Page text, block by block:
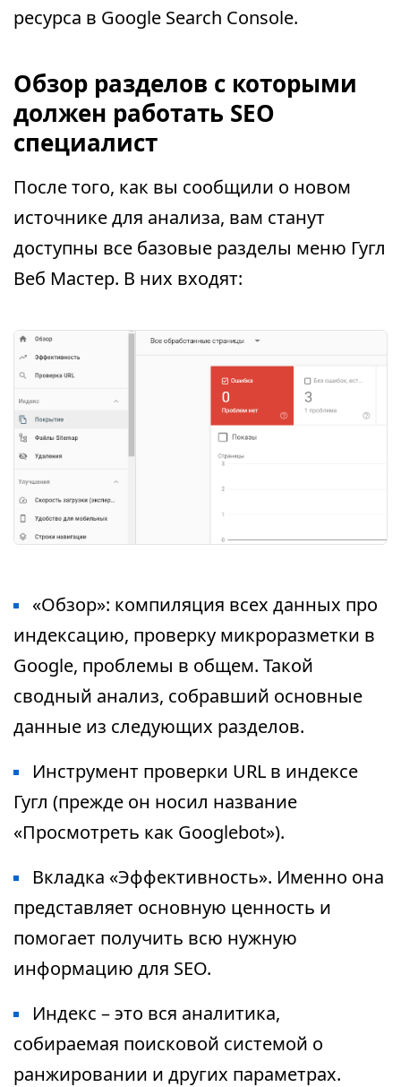
ресурса в Google Search Console.
Обзор разделов с которыми
должен работать SEO
специалист
После того, как вы сообщили о новом
источнике для анализа, вам станут
доступны все базовые разделы меню Гугл
Веб Мастер. В них входят:
«Обзор»: компиляция всех данных про
индексацию, проверку микроразметки в
Google, проблемы в общем. Такой
сводный анализ, собравший основные
данные из следующих разделов.
Инструмент проверки URL в индексе
Гугл (прежде он носил название
«Просмотреть как Googlebot»).
Вкладка «Эффективность». Именно она
представляет основную ценность и
помогает получить всю нужную
информацию для SEO.
Индекс – это вся аналитика,
собираемая поисковой системой о
ранжировании и других параметрах.